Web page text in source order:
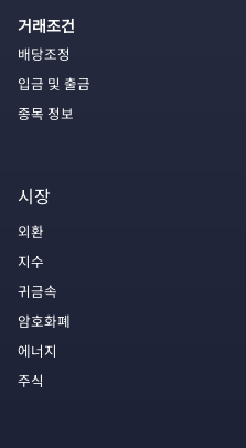
거래조건
배당조정
입금 및 출금
종목 정보
시장
외환
지수
귀금속
암호화폐
에너지
주식